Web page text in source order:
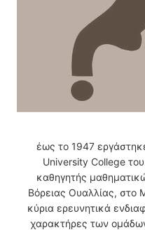
έως το 1947
University College
καθηγητής
Βόρειας Ουαλλίας, στο
κύρια ερευνητικά
χαρακτήρες των